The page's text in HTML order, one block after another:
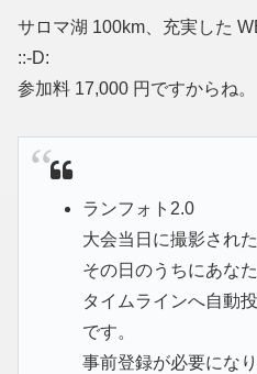
サロマ湖 100km、充実した
::-D:
参加料 17,000 円ですからね。
ランフォト2.0
大会当日に撮影され
その日のうちにあな
タイムラインへ自動
です。
事前登録が必要にな